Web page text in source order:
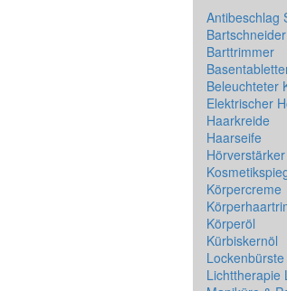
Antibeschlag
Bartschneider
Barttrimmer
Beleuchteter
Elektrischer
Haarkreide
Haarseife
Hörverstärker
Körpercreme
Körperöl
Kürbiskernöl
Lockenbürste
Lichttherapie